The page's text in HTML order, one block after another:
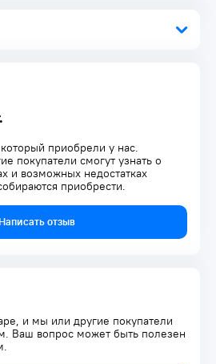
приобрели у нас.
покупатели смогут узнать о
и возможных недостатках
приобрести.
отзыв
и мы или другие покупатели
Ваш вопрос может быть полезен